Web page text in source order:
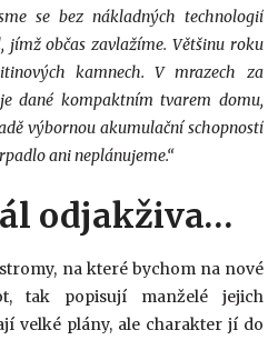
se bez nákladných technologií
občas zavlažíme. Většinu roku
kamnech. V mrazech za
dané kompaktním tvarem domu,
výbornou akumulační schopností
ani neplánujeme.“
odjakživa…
na které bychom na nové
tak popisují manželé jejich
velké plány, ale charakter jí do